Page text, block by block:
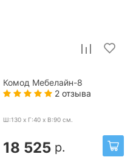
Комод Мебелайн-8
2 отзыва
Ш:130 x Г:40 x В:90 см.
18 525 р.